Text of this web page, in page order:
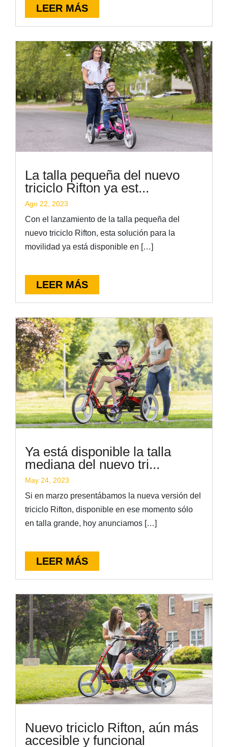
LEER MÁS
La talla pequeña del nuevo
triciclo Rifton ya est...
Ago 22, 2023
Con el lanzamiento de la talla pequeña del
nuevo triciclo Rifton, esta solución para la
movilidad ya está disponible en […]
LEER MÁS
Ya está disponible la talla
mediana del nuevo tri...
May 24, 2023
Si en marzo presentábamos la nueva versión del
triciclo Rifton, disponible en ese momento sólo
en talla grande, hoy anunciamos […]
LEER MÁS
Nuevo triciclo Rifton, aún más
accesible y funcional